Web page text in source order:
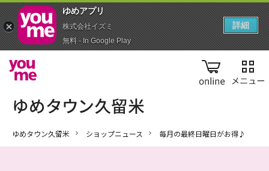
online
ゆめタウン久留米 ショップニュース 毎月の最終日曜日がお得♪
ゆめアプ‪リ‬
株式会社イズミ
無料 - In Google Play
詳細